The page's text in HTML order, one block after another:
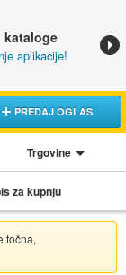
kataloge
aplikacije!
PREDAJ OGLAS
Trgovine
za kupnju
točna,